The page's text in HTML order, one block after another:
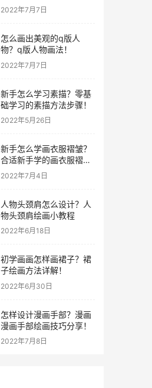
2022年7月7日
怎么画出美观的q版人
物？q版人物画法！
2022年7月7日
新手怎么学习素描？零基
础学习的素描方法步骤！
2022年5月26日
新手怎么学画衣服褶皱？
合适新手学的画衣服褶皱
教程！
2022年7月4日
人物头颈肩怎么设计？人
物头颈肩绘画小教程
2022年6月18日
初学画画怎样画裙子？裙
子绘画方法详解！
2022年6月30日
怎样设计漫画手部？漫画
漫画手部绘画技巧分享！
2022年7月8日